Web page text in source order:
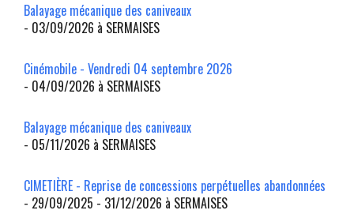
Balayage mécanique des caniveaux
- 03/09/2026 à SERMAISES
Cinémobile - Vendredi 04 septembre 2026
- 04/09/2026 à SERMAISES
Balayage mécanique des caniveaux
- 05/11/2026 à SERMAISES
CIMETIÈRE - Reprise de concessions perpétuelles abandonnées
- 29/09/2025 - 31/12/2026 à SERMAISES